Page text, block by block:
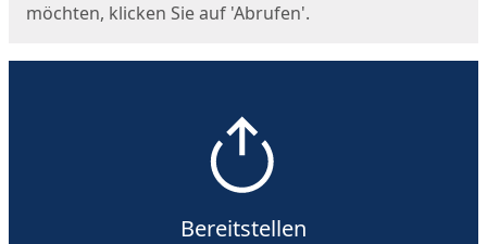
möchten, klicken Sie auf 'Abrufen'.
Bereitstellen